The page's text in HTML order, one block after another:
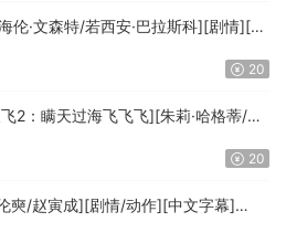
·文森特/若西安·巴拉斯科][剧情][中
20
2：瞒天过海飞飞飞][朱莉·哈格蒂/罗
20
奭/赵寅成][剧情/动作][中文字幕]